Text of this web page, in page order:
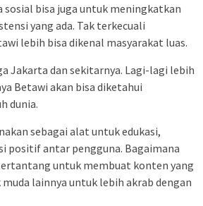
bisa juga untuk meningkatkan
yang ada. Tak terkecuali
lebih bisa dikenal masyarakat luas.
Jakarta dan sekitarnya. Lagi-lagi lebih
Betawi akan bisa diketahui
dunia.
sebagai alat untuk edukasi,
positif antar pengguna. Bagaimana
untuk membuat konten yang
lainnya untuk lebih akrab dengan